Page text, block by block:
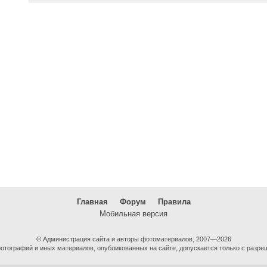
Главная Форум
Правила
Мобильная версия
© Администрация сайта и авторы фотоматериалов, 2007—2026
и иных материалов, опубликованных на сайте, допускается только с